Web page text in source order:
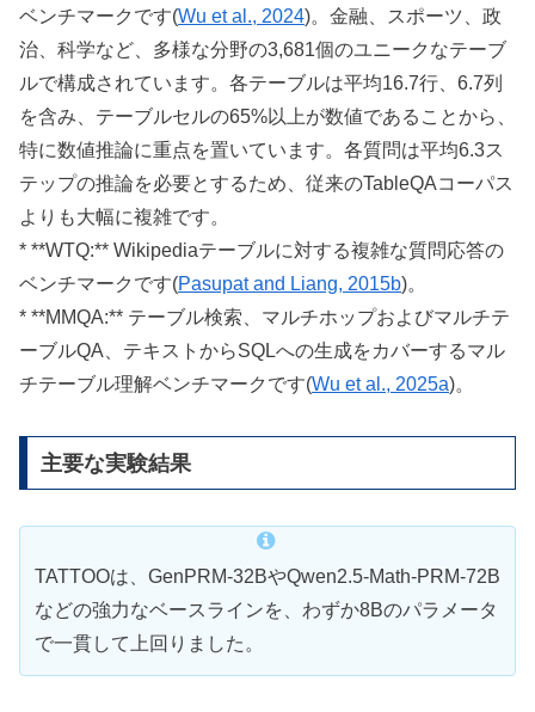
ベンチマークです(Wu et al., 2024)。金融、スポーツ、政
治、科学など、多様な分野の3,681個のユニークなテーブ
ルで構成されています。各テーブルは平均16.7行、6.7列
を含み、テーブルセルの65%以上が数値であることから、
特に数値推論に重点を置いています。各質問は平均6.3ス
テップの推論を必要とするため、従来のTableQAコーパス
よりも大幅に複雑です。
* **WTQ:** Wikipediaテーブルに対する複雑な質問応答の
ベンチマークです(Pasupat and Liang, 2015b)。
* **MMQA:** テーブル検索、マルチホップおよびマルチテ
ーブルQA、テキストからSQLへの生成をカバーするマル
チテーブル理解ベンチマークです(Wu et al., 2025a)。
主要な実験結果
TATTOOは、GenPRM-32BやQwen2.5-Math-PRM-72B
などの強力なベースラインを、わずか8Bのパラメータ
で一貫して上回りました。